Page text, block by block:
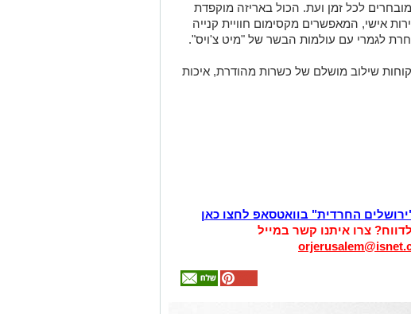
לכל זמן ועת. הכול באריזה מוקפדת
אישי, המאפשרים מקסימום חוויית קנייה
לגמרי עם עולמות הבשר של "מיט צ'ויס".
שילוב מושלם של כשרות מהודרת, איכות
החרדית" בוואטסאפ לחצו כאן
צרו איתנו קשר במייל